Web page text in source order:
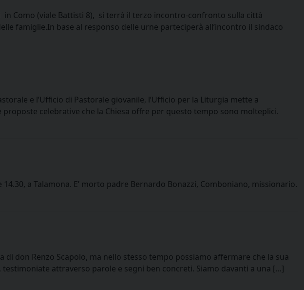
in Como (viale Battisti 8), si terrà il terzo incontro-confronto sulla città
famiglie.In base al responso delle urne parteciperà all’incontro il sindaco
e l’Ufficio di Pastorale giovanile, l’Ufficio per la Liturgia mette a
celebrative che la Chiesa offre per questo tempo sono molteplici.
a Talamona. E’ morto padre Bernardo Bonazzi, Comboniano, missionario.
don Renzo Scapolo, ma nello stesso tempo possiamo affermare che la sua
attraverso parole e segni ben concreti. Siamo davanti a una […]